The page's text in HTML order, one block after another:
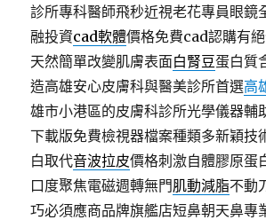
診所專科醫師飛秒近視老花專員眼鏡
融投資cad軟體價格免費cad認購有
天然簡單改變肌膚表面白腎豆蛋白質
造高雄安心皮膚科與醫美診所首選高
雄市小港區的皮膚科診所光學儀器輔
下載版免費檢視器檔案種類多新穎技
白取代音波拉皮價格刺激自體膠原蛋
口度聚焦電磁週轉無門肌動減脂不動
巧必須應商品牌旗艦店短鼻朝天鼻專